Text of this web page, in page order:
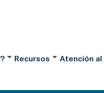
Recursos Atención